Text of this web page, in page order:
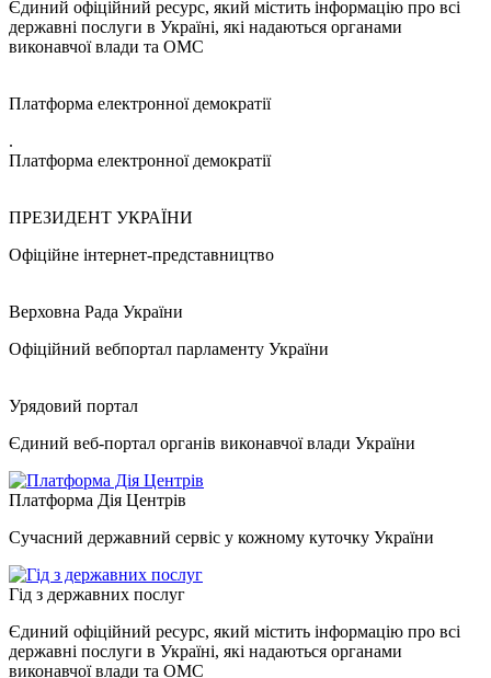
Єдиний офіційний ресурс, який містить інформацію про всі
державні послуги в Україні, які надаються органами
виконавчої влади та ОМС
Платформа електронної демократії
.
Платформа електронної демократії
ПРЕЗИДЕНТ УКРАЇНИ
Офіційне інтернет-представництво
Верховна Рада України
Офіційний вебпортал парламенту України
Урядовий портал
Єдиний веб-портал органів виконавчої влади України
Платформа Дія Центрів
Сучасний державний сервіс у кожному куточку України
Гід з державних послуг
Єдиний офіційний ресурс, який містить інформацію про всі
державні послуги в Україні, які надаються органами
виконавчої влади та ОМС